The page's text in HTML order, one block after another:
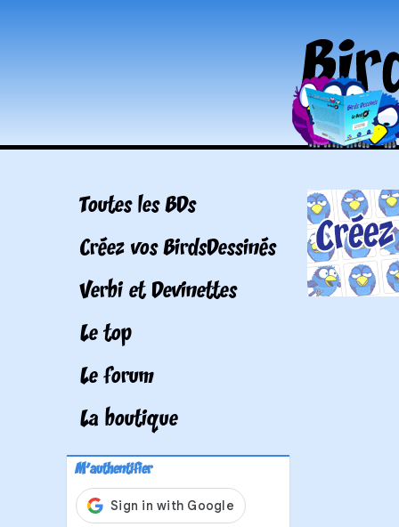
Toutes les BDs
Créez vos BirdsDessinés
Verbi et Devinettes
Le top
Le forum
La boutique
M'authentifier